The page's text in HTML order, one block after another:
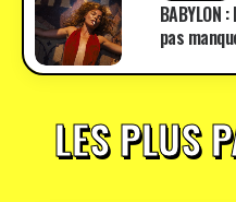
pas
LES PLUS